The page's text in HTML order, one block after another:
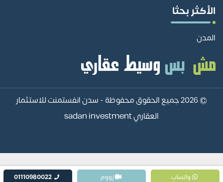
الأكثر بحثا
المدن
© 2026 جميع الحقوق محفوظة -
سدن انفستمنت للاستثمار
العقاري sadan investment
واتساب 01110980022 زووم